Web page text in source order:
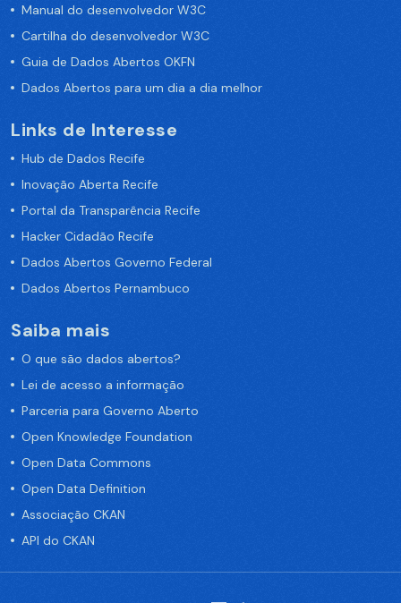
Manual do desenvolvedor W3C
Cartilha do desenvolvedor W3C
Guia de Dados Abertos OKFN
Dados Abertos para um dia a dia melhor
Links de Interesse
Hub de Dados Recife
Inovação Aberta Recife
Portal da Transparência Recife
Hacker Cidadão Recife
Dados Abertos Governo Federal
Dados Abertos Pernambuco
Saiba mais
O que são dados abertos?
Lei de acesso a informação
Parceria para Governo Aberto
Open Knowledge Foundation
Open Data Commons
Open Data Definition
Associação CKAN
API do CKAN